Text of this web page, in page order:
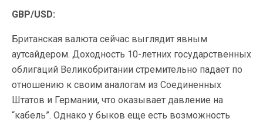
GBP/USD:
Британская валюта сейчас выглядит явным
аутсайдером. Доходность 10-летних государственных
облигаций Великобритании стремительно падает по
отношению к своим аналогам из Соединенных
Штатов и Германии, что оказывает давление на
“кабель”. Однако у быков еще есть возможность